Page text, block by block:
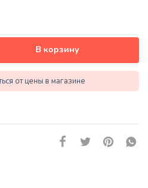
В корзину
от цены в магазине